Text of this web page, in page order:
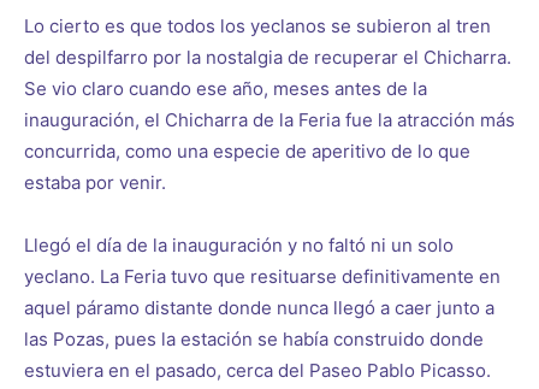
Lo cierto es que todos los yeclanos se subieron al tren
del despilfarro por la nostalgia de recuperar el Chicharra.
Se vio claro cuando ese año, meses antes de la
inauguración, el Chicharra de la Feria fue la atracción más
concurrida, como una especie de aperitivo de lo que
estaba por venir.
Llegó el día de la inauguración y no faltó ni un solo
yeclano. La Feria tuvo que resituarse definitivamente en
aquel páramo distante donde nunca llegó a caer junto a
las Pozas, pues la estación se había construido donde
estuviera en el pasado, cerca del Paseo Pablo Picasso.